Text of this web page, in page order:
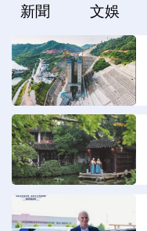
新聞 文娛